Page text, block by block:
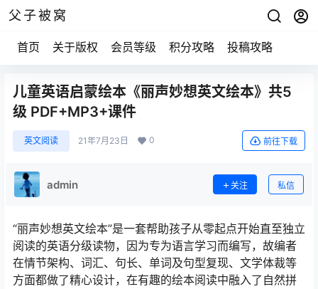
父子被窝
首页 关于版权 会员等级 积分攻略 投稿攻略
儿童英语启蒙绘本《丽声妙想英文绘本》共5
级 PDF+MP3+课件
英文阅读 21年7月23日 0 前往下载
admin 关注 私信
“丽声妙想英文绘本”是一套帮助孩子从零起点开始直至独立
阅读的英语分级读物，因为专为语言学习而编写，故编者
在情节架构、词汇、句长、单词及句型复现、文学体裁等
方面都做了精心设计，在有趣的绘本阅读中融入了自然拼